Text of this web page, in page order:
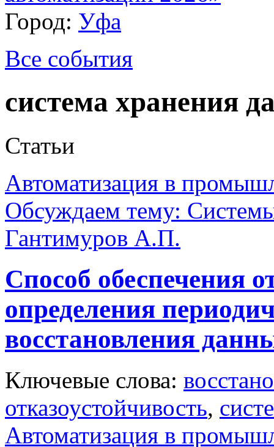
Город: Уфа
Все события
система хранения
Статьи
Автоматизация в
Обсуждаем тему:
Гантимуров А.П.
Способ обеспечения
определения
восстановления
Ключевые слова:
отказоустойчивость,
Автоматизация в